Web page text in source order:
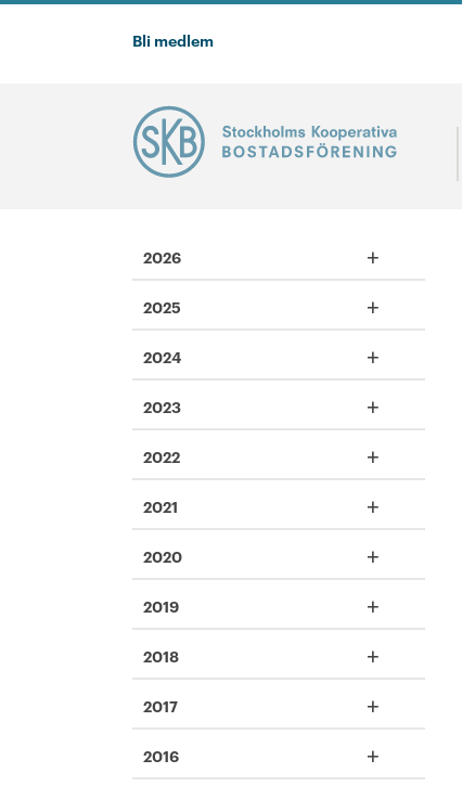
Bli medlem
+
2026
+
2025
+
2024
+
2023
+
2022
+
2021
+
2020
+
2019
+
2018
+
2017
+
2016